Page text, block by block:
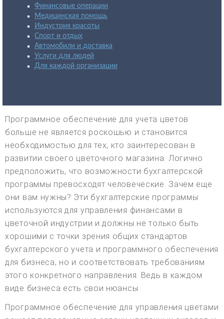
Финансовые операции
Медицинская помощь
Индустрия красоты
Спорт и отдых
Автомобили и доставка
Услуги для людей
Для каждой организации
Программное обеспечение для учета цветов
больше не является роскошью и становится
необходимостью для тех, кто заинтересован в
развитии своего цветочного магазина. Логично
предположить, что возможности бухгалтерской
программы превосходят человеческие. Зачем еще
они вам нужны? Эти бухгалтерские программы
используются для управления финансами в
цветочной индустрии и должны не только быть
хорошими с точки зрения общих стандартов
бухгалтерского учета и программного обеспечения
для бизнеса, но и соответствовать требованиям
этого конкретного направления. Ведь в каждом
виде бизнеса есть свои нюансы.
Программное обеспечение для управления цветами